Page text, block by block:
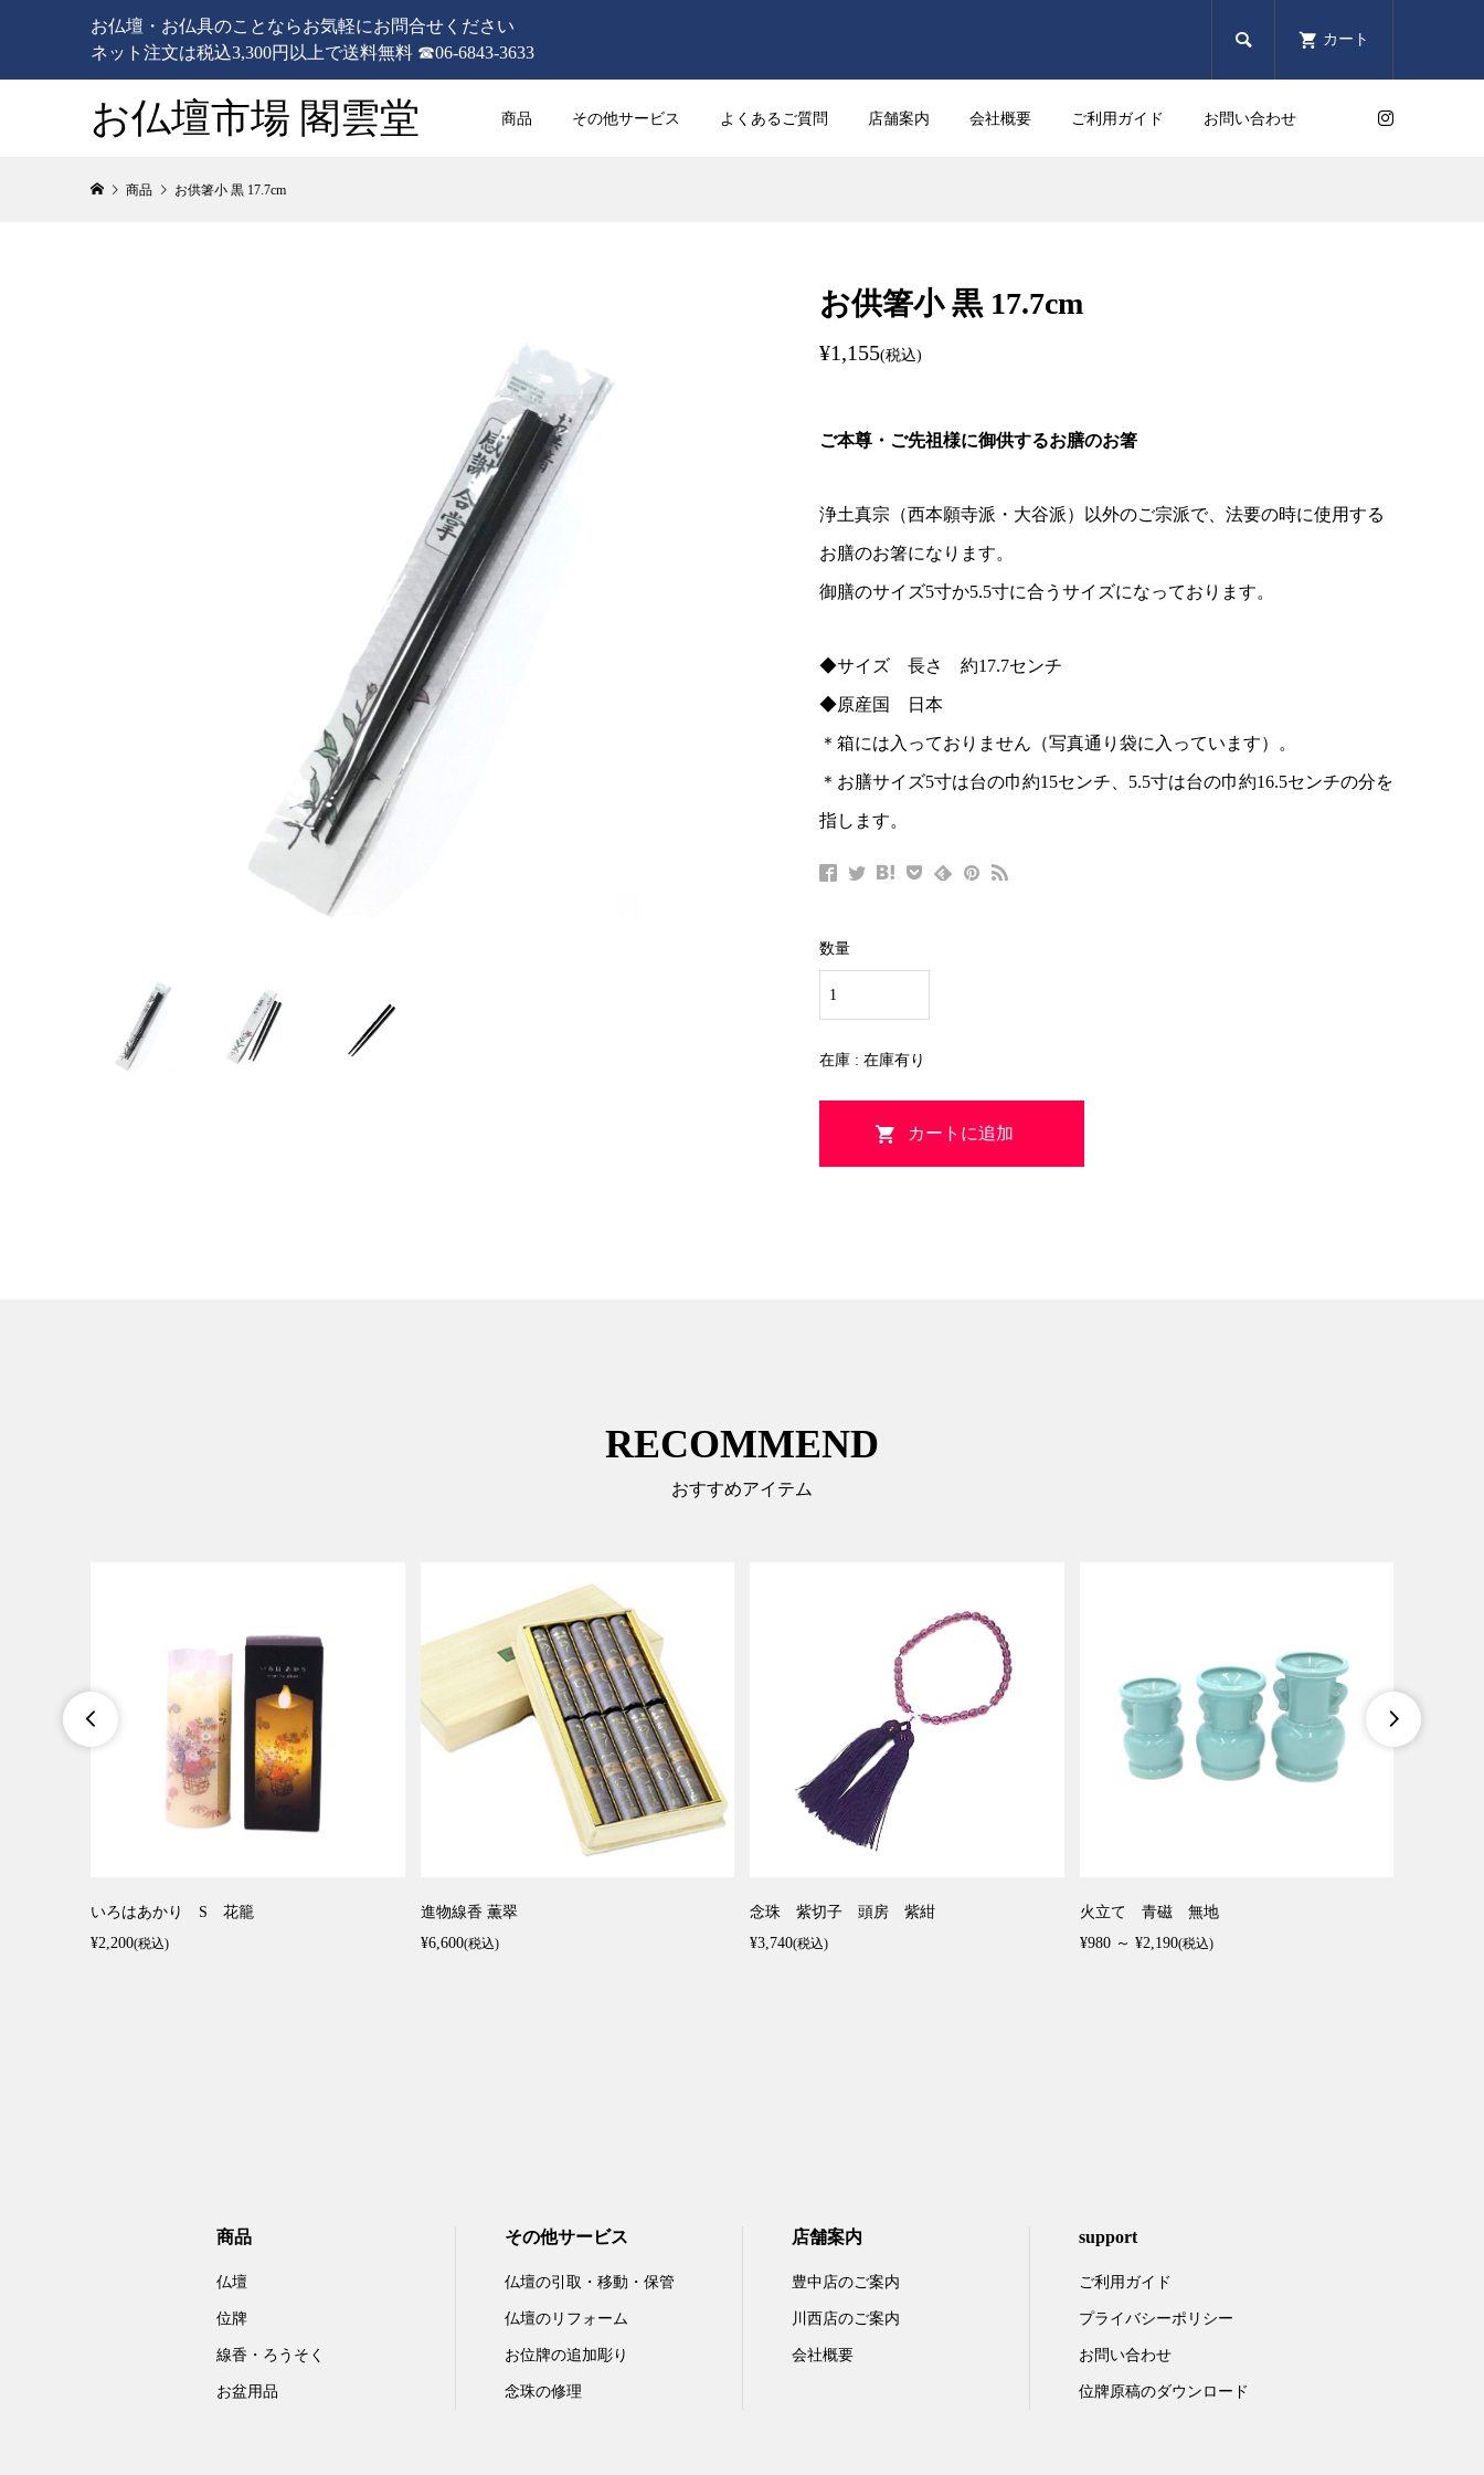
お仏壇・お仏具のことならお気軽にお問合せください
ネット注文は税込3,300円以上で送料無料 ☎06-6843-3633
 カート
お仏壇市場 閣雲堂 商品 その他サービス よくあるご質問 店舗案内 会社概要 ご利用ガイド お問い合わせ
商品 お供箸小 黒 17.7cm
お供箸小 黒 17.7cm
¥1,155(税込)
ご本尊・ご先祖様に御供するお膳のお箸
浄土真宗（西本願寺派・大谷派）以外のご宗派で、法要の時に使用する
お膳のお箸になります。
御膳のサイズ5寸か5.5寸に合うサイズになっております。
◆サイズ 長さ 約17.7センチ
◆原産国 日本
＊箱には入っておりません（写真通り袋に入っています）。
＊お膳サイズ5寸は台の巾約15センチ、5.5寸は台の巾約16.5センチの分を
指します。
数量
在庫 : 在庫有り
RECOMMEND
おすすめアイテム

いろはあかり S 花籠
¥2,200(税込)
進物線香 薫翠
¥6,600(税込)
念珠 紫切子 頭房 紫紺
¥3,740(税込)
火立て 青磁 無地
¥980 ～ ¥2,190(税込)

商品
仏壇
位牌
線香・ろうそく
お盆用品
その他サービス
仏壇の引取・移動・保管
仏壇のリフォーム
お位牌の追加彫り
念珠の修理
店舗案内
豊中店のご案内
川西店のご案内
会社概要
support
ご利用ガイド
プライバシーポリシー
お問い合わせ
位牌原稿のダウンロード